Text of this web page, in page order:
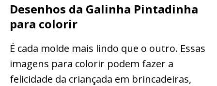
Desenhos da Galinha Pintadinha
para colorir
É cada molde mais lindo que o outro. Essas
imagens para colorir podem fazer a
felicidade da criançada em brincadeiras,